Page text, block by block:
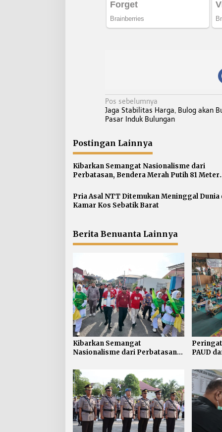
N
a
i
g
a
s
p
o
Pos sebelumnya
Jaga Stabilitas Harga, Bulog akan
Pasar Induk Bulungan
Postingan Lainnya
Kibarkan Semangat Nasionalisme dari
Perbatasan, Bendera Merah Putih 81 Meter
Pria Asal NTT Ditemukan Meninggal Dunia
Kamar Kos Sebatik Barat
Berita Benuanta Lainnya
Kibarkan Semangat
Nasionalisme dari Perbatasan,
Dibentangkan di Sebatik
PAUD